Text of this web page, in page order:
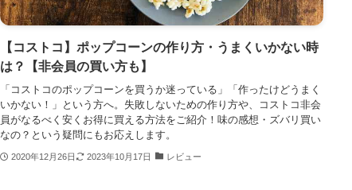
【コストコ】ポップコーンの作り方・うまくいかない時
は？【非会員の買い方も】
「コストコのポップコーンを買うか迷っている」「作ったけどうまく
いかない！」という方へ。失敗しないための作り方や、コストコ非会
員がなるべく安くお得に買える方法をご紹介！味の感想・ズバリ買い
なの？という疑問にもお応えします。
2020年12月26日 2023年10月17日 レビュー